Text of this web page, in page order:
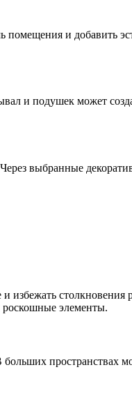
и добавить
и подушек может
выбранные
избежать
роскошные элементы.
пространствах